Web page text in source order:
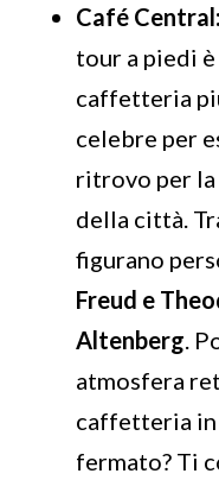
Café Central:
tour a piedi
caffetteria
celebre per
ritrovo per
della città.
figurano
Freud e
Altenberg .
atmosfera
caffetteria in
fermato? Ti